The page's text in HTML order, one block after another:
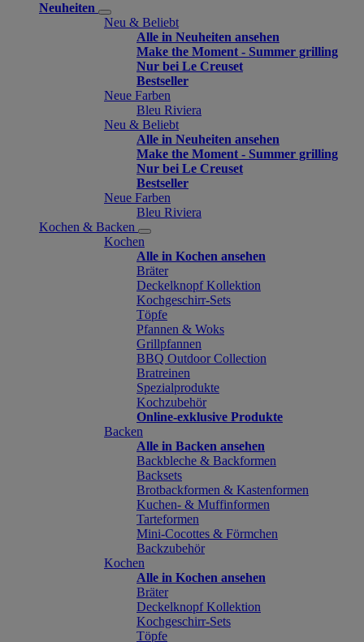
Neuheiten
Neu & Beliebt
Alle in Neuheiten ansehen
Make the Moment - Summer grilling
Nur bei Le Creuset
Bestseller
Neue Farben
Bleu Riviera
Neu & Beliebt
Alle in Neuheiten ansehen
Make the Moment - Summer grilling
Nur bei Le Creuset
Bestseller
Neue Farben
Bleu Riviera
Kochen & Backen
Kochen
Alle in Kochen ansehen
Bräter
Deckelknopf Kollektion
Kochgeschirr-Sets
Töpfe
Pfannen & Woks
Grillpfannen
BBQ Outdoor Collection
Bratreinen
Spezialprodukte
Kochzubehör
Online-exklusive Produkte
Backen
Alle in Backen ansehen
Backbleche & Backformen
Backsets
Brotbackformen & Kastenformen
Kuchen- & Muffinformen
Tarteformen
Mini-Cocottes & Förmchen
Backzubehör
Kochen
Alle in Kochen ansehen
Bräter
Deckelknopf Kollektion
Kochgeschirr-Sets
Töpfe